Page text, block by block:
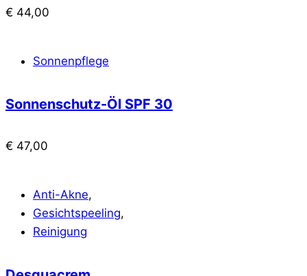
€ 44,00
Sonnenpflege
Sonnenschutz-Öl SPF 30
€ 47,00
Anti-Akne,
Gesichtspeeling,
Reinigung